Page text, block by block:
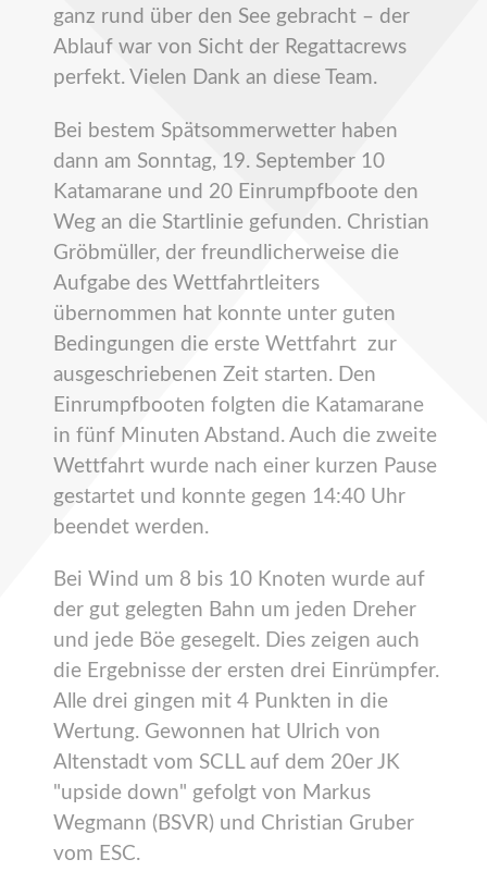
ganz rund über den See gebracht – der
Ablauf war von Sicht der Regattacrews
perfekt. Vielen Dank an diese Team.
Bei bestem Spätsommerwetter haben
dann am Sonntag, 19. September 10
Katamarane und 20 Einrumpfboote den
Weg an die Startlinie gefunden. Christian
Gröbmüller, der freundlicherweise die
Aufgabe des Wettfahrtleiters
übernommen hat konnte unter guten
Bedingungen die erste Wettfahrt zur
ausgeschriebenen Zeit starten. Den
Einrumpfbooten folgten die Katamarane
in fünf Minuten Abstand. Auch die zweite
Wettfahrt wurde nach einer kurzen Pause
gestartet und konnte gegen 14:40 Uhr
beendet werden.
Bei Wind um 8 bis 10 Knoten wurde auf
der gut gelegten Bahn um jeden Dreher
und jede Böe gesegelt. Dies zeigen auch
die Ergebnisse der ersten drei Einrümpfer.
Alle drei gingen mit 4 Punkten in die
Wertung. Gewonnen hat Ulrich von
Altenstadt vom SCLL auf dem 20er JK
"upside down" gefolgt von Markus
Wegmann (BSVR) und Christian Gruber
vom ESC.